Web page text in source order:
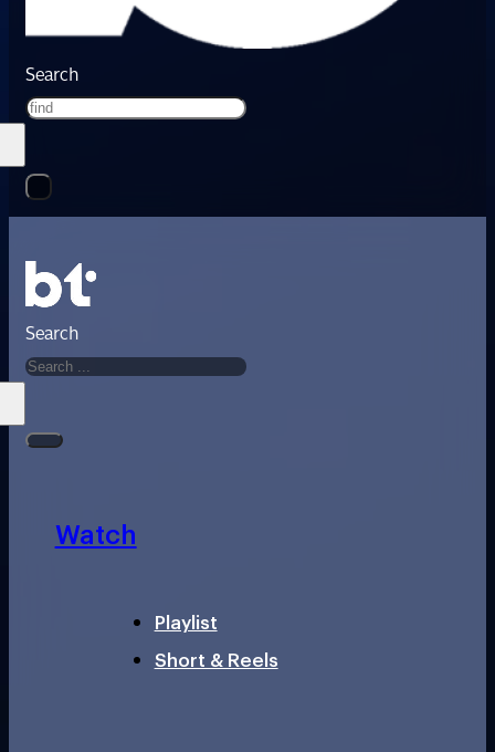
Search
Search
Watch
Playlist
Short & Reels